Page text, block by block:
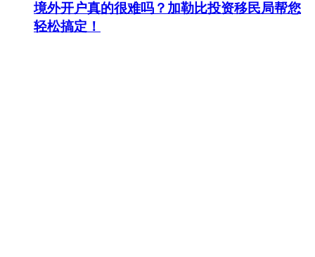
境外开户真的很难吗？加勒比投资移民局帮您
轻松搞定！